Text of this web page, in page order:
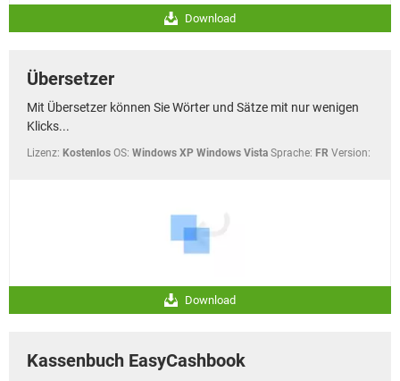
Download
Übersetzer
Mit Übersetzer können Sie Wörter und Sätze mit nur wenigen
Klicks...
Lizenz: Kostenlos OS: Windows XP Windows Vista Sprache: FR Version:
Download
Kassenbuch EasyCashbook